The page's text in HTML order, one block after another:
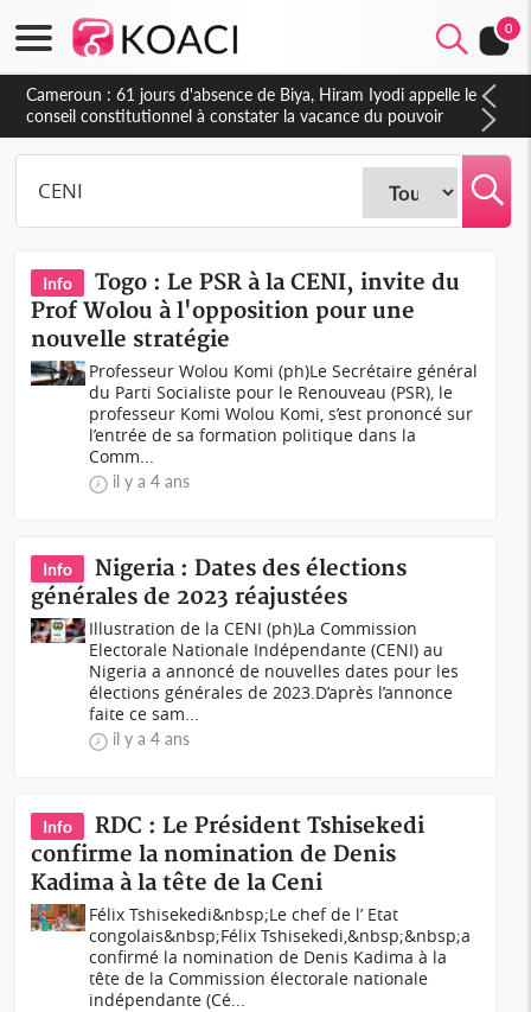
0
Côte d'Ivoire : Fin de la pagaille au PDCI-RDA, Lessiehi bannit
les mouvements sauvages
Info
Togo : Le PSR à la CENI, invite du
Prof Wolou à l'opposition pour une
nouvelle stratégie
Professeur Wolou Komi (ph)Le Secrétaire général
du Parti Socialiste pour le Renouveau (PSR), le
professeur Komi Wolou Komi, s’est prononcé sur
l’entrée de sa formation politique dans la
Comm...
il y a 4 ans
Info
Nigeria : Dates des élections
générales de 2023 réajustées
Illustration de la CENI (ph)La Commission
Electorale Nationale Indépendante (CENI) au
Nigeria a annoncé de nouvelles dates pour les
élections générales de 2023.D’après l’annonce
faite ce sam...
il y a 4 ans
Info
RDC : Le Président Tshisekedi
confirme la nomination de Denis
Kadima à la tête de la Ceni
Félix Tshisekedi&nbsp;Le chef de l’ Etat
congolais&nbsp;Félix Tshisekedi,&nbsp;&nbsp;a
confirmé la nomination de Denis Kadima à la
tête de la Commission électorale nationale
indépendante (Cé...